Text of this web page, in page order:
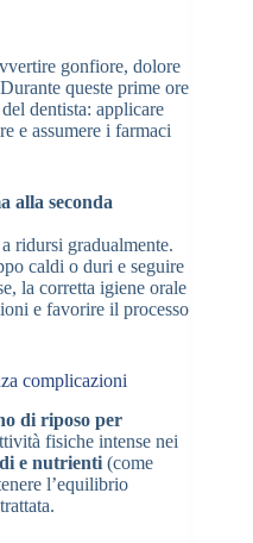
gonfiore, dolore
queste prime ore
dentista: applicare
e assumere i farmaci
alla seconda
ridursi gradualmente.
caldi o duri e seguire
la corretta igiene orale
e favorire il processo
complicazioni
di riposo per
fisiche intense nei
e nutrienti (come
l’equilibrio